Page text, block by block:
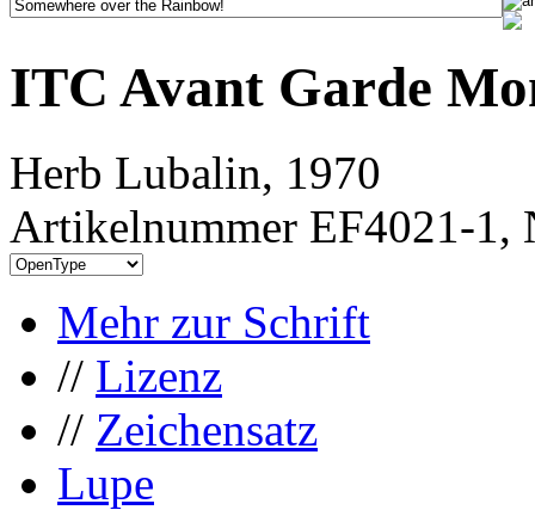
ITC Avant Garde
Herb Lubalin, 1970
Artikelnummer EF4021-1,
Mehr zur Schrift
// Lizenz
// Zeichensatz
Lupe